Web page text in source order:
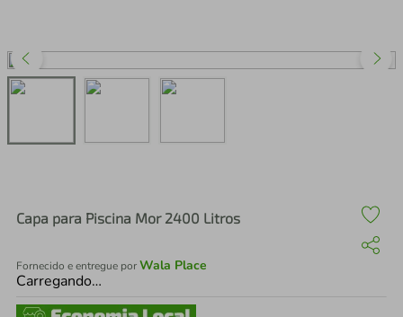
Capa para Piscina Mor 2400 Litros
Fornecido e entregue porWala Place
Carregando…
perfume